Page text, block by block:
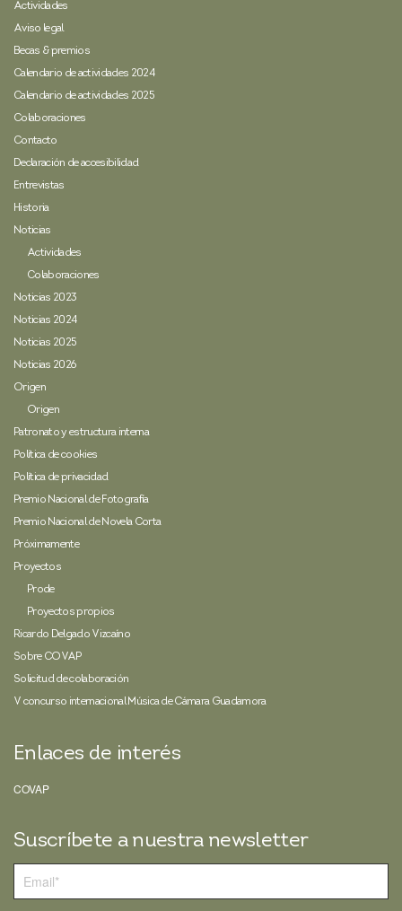
Actividades
Aviso legal
Becas & premios
Calendario de actividades 2024
Calendario de actividades 2025
Colaboraciones
Contacto
Declaración de accesibilidad
Entrevistas
Historia
Noticias
Actividades
Colaboraciones
Noticias 2023
Noticias 2024
Noticias 2025
Noticias 2026
Origen
Origen
Patronato y estructura interna
Política de cookies
Política de privacidad
Premio Nacional de Fotografía
Premio Nacional de Novela Corta
Próximamente
Proyectos
Prode
Proyectos propios
Ricardo Delgado Vizcaíno
Sobre COVAP
Solicitud de colaboración
V concurso internacional Música de Cámara Guadamora
Enlaces de interés
COVAP
Suscríbete a nuestra newsletter